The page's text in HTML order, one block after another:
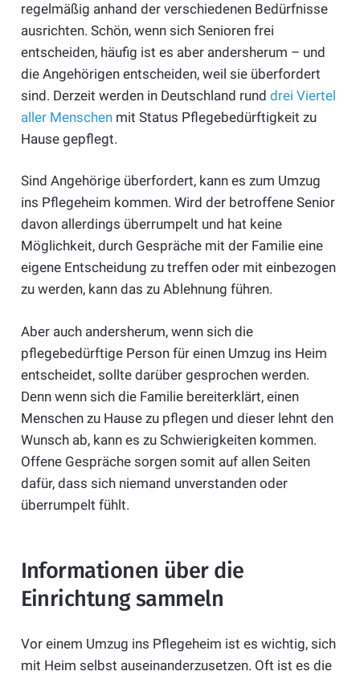
regelmäßig anhand der verschiedenen Bedürfnisse
ausrichten. Schön, wenn sich Senioren frei
entscheiden, häufig ist es aber andersherum – und
die Angehörigen entscheiden, weil sie überfordert
sind. Derzeit werden in Deutschland rund drei Viertel
aller Menschenmit Status Pflegebedürftigkeit zu
Hause gepflegt.
Sind Angehörige überfordert, kann es zum Umzug
ins Pflegeheim kommen. Wird der betroffene Senior
davon allerdings überrumpelt und hat keine
Möglichkeit, durch Gespräche mit der Familie eine
eigene Entscheidung zu treffen oder mit einbezogen
zu werden, kann das zu Ablehnung führen.
Aber auch andersherum, wenn sich die
pflegebedürftige Person für einen Umzug ins Heim
entscheidet, sollte darüber gesprochen werden.
Denn wenn sich die Familie bereiterklärt, einen
Menschen zu Hause zu pflegen und dieser lehnt den
Wunsch ab, kann es zu Schwierigkeiten kommen.
Offene Gespräche sorgen somit auf allen Seiten
dafür, dass sich niemand unverstanden oder
überrumpelt fühlt.
Informationen über die
Einrichtung sammeln
Vor einem Umzug ins Pflegeheim ist es wichtig, sich
mit Heim selbst auseinanderzusetzen. Oft ist es die